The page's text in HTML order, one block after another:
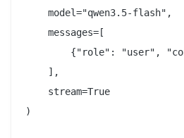
    model="qwen3.5-flash",
    messages=[
{"role": "user",
    ],
    stream=True
)